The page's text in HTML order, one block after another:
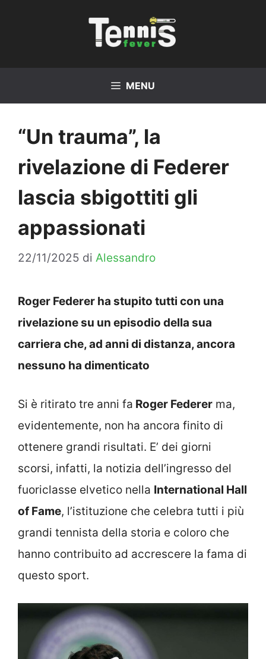
MENU
“Un trauma”, la
rivelazione di Federer
lascia sbigottiti gli
appassionati
22/11/2025 di Alessandro
Roger Federer ha stupito tutti con una
rivelazione su un episodio della sua
carriera che, ad anni di distanza, ancora
nessuno ha dimenticato
Si è ritirato tre anni fa Roger Federer ma,
evidentemente, non ha ancora finito di
ottenere grandi risultati. E’ dei giorni
scorsi, infatti, la notizia dell’ingresso del
fuoriclasse elvetico nella International Hall
of Fame, l’istituzione che celebra tutti i più
grandi tennista della storia e coloro che
hanno contribuito ad accrescere la fama di
questo sport.